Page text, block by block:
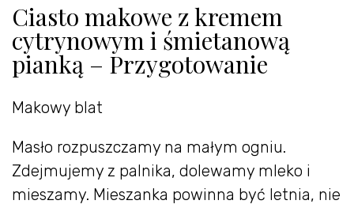
Ciasto makowe z kremem
cytrynowym i śmietanową
pianką – Przygotowanie
Makowy blat
Masło rozpuszczamy na małym ogniu.
Zdejmujemy z palnika, dolewamy mleko i
mieszamy. Mieszanka powinna być letnia, nie